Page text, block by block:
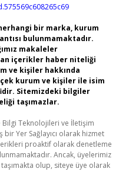
bir marka, kurum
bulunmamaktadır.
makaleler
içerikler haber niteliği
ve kişiler hakkında
kurum ve kişiler ile isim
Sitemizdeki bilgiler
taşımazlar.
Bilgi Teknolojileri ve İletişim
bir Yer Sağlayıcı olarak hizmet
proaktif olarak denetleme
Ancak, üyelerimiz
olup, siteye üye olarak